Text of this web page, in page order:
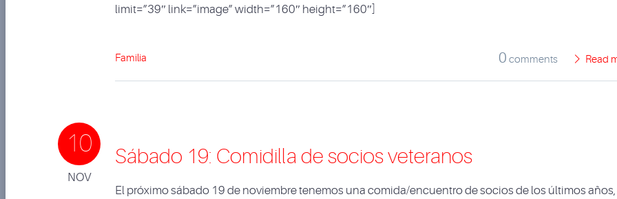
limit=”39″ link=”image” width=”160″ height=”160″]
Familia 0 comments Read
10
NOV
Sábado 19: Comidilla de socios veteranos
El próximo sábado 19 de noviembre tenemos una comida/encuentro de socios de los últimos años,